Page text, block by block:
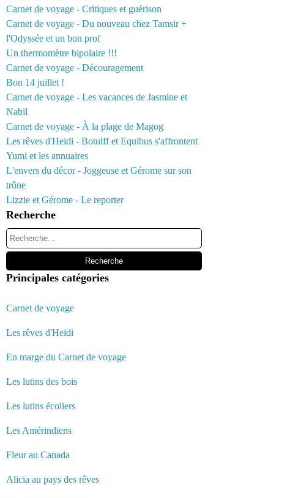
Carnet de voyage - Critiques et guérison
Carnet de voyage - Du nouveau chez Tamsir +
l'Odyssée et un bon prof
Un thermomètre bipolaire !!!
Carnet de voyage - Découragement
Bon 14 juillet !
Carnet de voyage - Les vacances de Jasmine et
Nabil
Carnet de voyage - À la plage de Magog
Les rêves d'Heidi - Botulff et Equibus s'affrontent
Yumi et les annuaires
L'envers du décor - Joggeuse et Gérome sur son
trône
Lizzie et Gérome - Le reporter
Recherche
Principales catégories
Carnet de voyage
Les rêves d'Heidi
En marge du Carnet de voyage
Les lutins des bois
Les lutins écoliers
Les Amérindiens
Fleur au Canada
Alicia au pays des rêves